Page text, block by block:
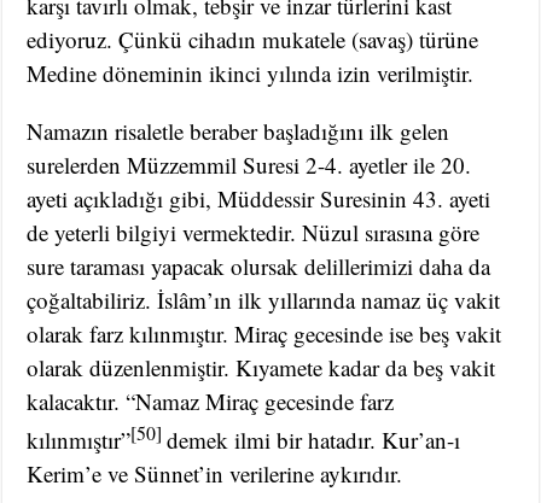
ediyoruz. Çünkü cihadın mukatele (savaş) türüne
Medine döneminin ikinci yılında izin verilmiştir.
Namazın risaletle beraber başladığını ilk gelen
surelerden Müzzemmil Suresi 2-4. ayetler ile 20.
ayeti açıkladığı gibi, Müddessir Suresinin 43. ayeti
de yeterli bilgiyi vermektedir. Nüzul sırasına göre
sure taraması yapacak olursak delillerimizi daha da
çoğaltabiliriz. İslâm’ın ilk yıllarında namaz üç vakit
olarak farz kılınmıştır. Miraç gecesinde ise beş vakit
olarak düzenlenmiştir. Kıyamete kadar da beş vakit
kalacaktır. “Namaz Miraç gecesinde farz
kılınmıştır”[50] demek ilmi bir hatadır. Kur’an-ı
Kerim’e ve Sünnet’in verilerine aykırıdır.